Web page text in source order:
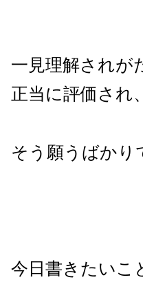
一見理解されが
正当に評価され
そう願うばかり
今日書きたいこ